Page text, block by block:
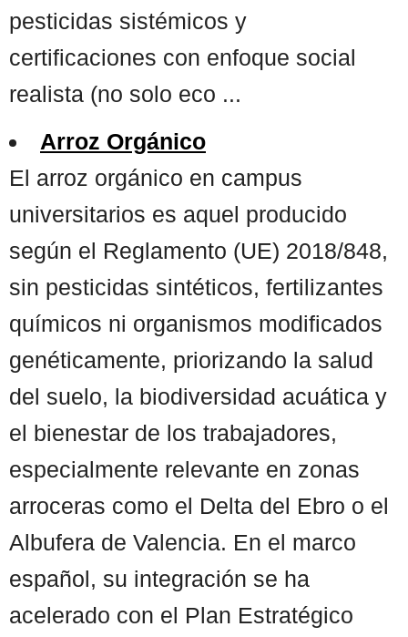
pesticidas sistémicos y
certificaciones con enfoque social
realista (no solo eco ...
Arroz Orgánico
El arroz orgánico en campus
universitarios es aquel producido
según el Reglamento (UE) 2018/848,
sin pesticidas sintéticos, fertilizantes
químicos ni organismos modificados
genéticamente, priorizando la salud
del suelo, la biodiversidad acuática y
el bienestar de los trabajadores,
especialmente relevante en zonas
arroceras como el Delta del Ebro o el
Albufera de Valencia. En el marco
español, su integración se ha
acelerado con el Plan Estratégico